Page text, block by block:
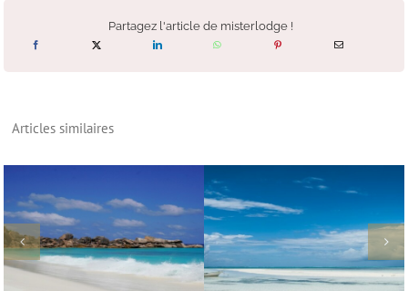
Partagez l'article de misterlodge !
Articles similaires